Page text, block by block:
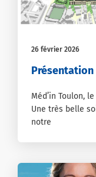
26 février 2026
Présentation
Méd’in Toulon,
Une très belle
notre